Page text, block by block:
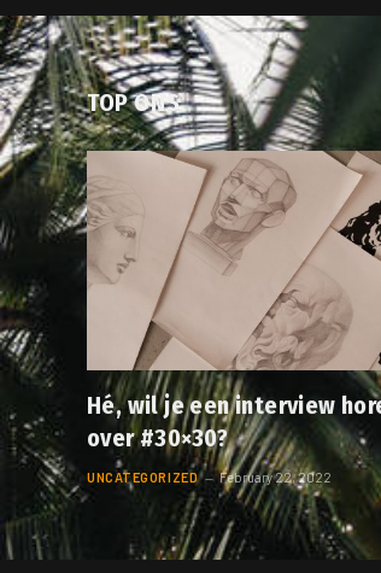
TOP ONS
Hé, wil je een interview
over #30×30?
UNCATEGORIZED February 22, 2022